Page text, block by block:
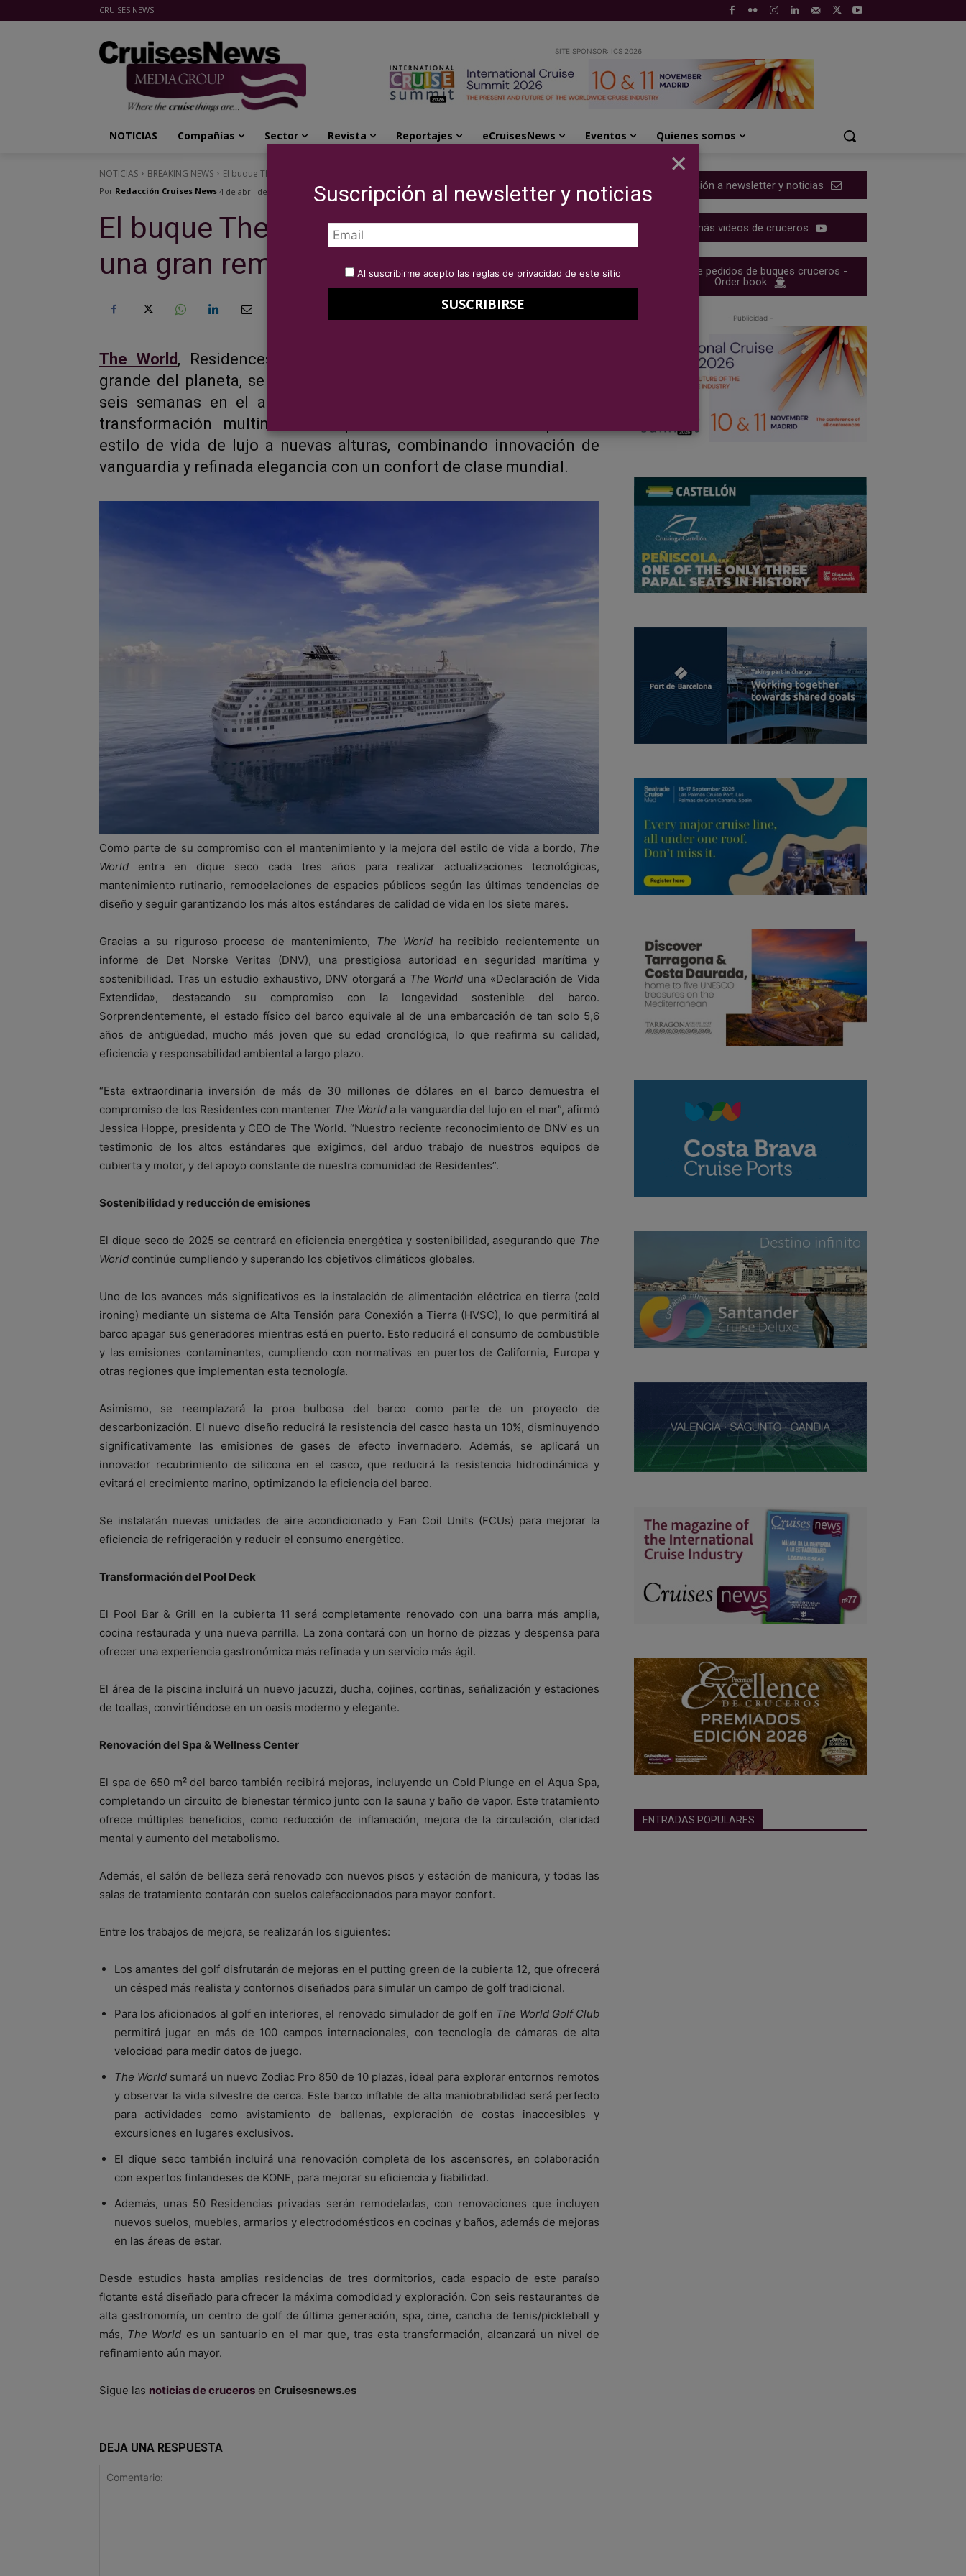
CRUISES NEWS
SITE SPONSOR: ICS 2026
NOTICIAS Compañías Sector Revista Reportajes eCruisesNews Eventos Quienes somos
NOTICIAS BREAKING NEWS El buque The World se someterá a una gran remodelación en Cádiz
Por Redacción Cruises News 4 de abril de 2025
El buque The World se someterá a
una gran remodelación en Cádiz
The World , Residences at Sea, el barco residencial privado más
grande del planeta, se someterá a un extraordinario dique seco de
seis semanas en el astillero de Navantia en Cádiz, España. Esta
transformación multimillonaria promete elevar su incomparable
estilo de vida de lujo a nuevas alturas, combinando innovación de
vanguardia y refinada elegancia con un confort de clase mundial.
Como parte de su compromiso con el mantenimiento y la mejora del estilo de vida a bordo, The
World entra en dique seco cada tres años para realizar actualizaciones tecnológicas,
mantenimiento rutinario, remodelaciones de espacios públicos según las últimas tendencias de
diseño y seguir garantizando los más altos estándares de calidad de vida en los siete mares.
Gracias a su riguroso proceso de mantenimiento, The Worldha recibido recientemente un
informe de Det Norske Veritas (DNV), una prestigiosa autoridad en seguridad marítima y
sostenibilidad. Tras un estudio exhaustivo, DNV otorgará a The World una «Declaración de Vida
Extendida», destacando su compromiso con la longevidad sostenible del barco.
Sorprendentemente, el estado físico del barco equivale al de una embarcación de tan solo 5,6
años de antigüedad, mucho más joven que su edad cronológica, lo que reafirma su calidad,
eficiencia y responsabilidad ambiental a largo plazo.
“Esta extraordinaria inversión de más de 30 millones de dólares en el barco demuestra el
compromiso de los Residentes con mantener The Worlda la vanguardia del lujo en el mar”, afirmó
Jessica Hoppe, presidenta y CEO de The World. “Nuestro reciente reconocimiento de DNV es un
testimonio de los altos estándares que exigimos, del arduo trabajo de nuestros equipos de
cubierta y motor, y del apoyo constante de nuestra comunidad de Residentes”.
Sostenibilidad y reducción de emisiones
El dique seco de 2025 se centrará en eficiencia energética y sostenibilidad, asegurando que The
World continúe cumpliendo y superando los objetivos climáticos globales.
Uno de los avances más significativos es la instalación de alimentación eléctrica en tierra (cold
ironing) mediante un sistema de Alta Tensión para Conexión a Tierra (HVSC), lo que permitirá al
barco apagar sus generadores mientras está en puerto. Esto reducirá el consumo de combustible
y las emisiones contaminantes, cumpliendo con normativas en puertos de California, Europa y
otras regiones que implementan esta tecnología.
Asimismo, se reemplazará la proa bulbosa del barco como parte de un proyecto de
descarbonización. El nuevo diseño reducirá la resistencia del casco hasta un 10%, disminuyendo
significativamente las emisiones de gases de efecto invernadero. Además, se aplicará un
innovador recubrimiento de silicona en el casco, que reducirá la resistencia hidrodinámica y
evitará el crecimiento marino, optimizando la eficiencia del barco.
Se instalarán nuevas unidades de aire acondicionado y Fan Coil Units (FCUs) para mejorar la
eficiencia de refrigeración y reducir el consumo energético.
Transformación del Pool Deck
El Pool Bar & Grill en la cubierta 11 será completamente renovado con una barra más amplia,
cocina restaurada y una nueva parrilla. La zona contará con un horno de pizzas y despensa para
ofrecer una experiencia gastronómica más refinada y un servicio más ágil.
El área de la piscina incluirá un nuevo jacuzzi, ducha, cojines, cortinas, señalización y estaciones
de toallas, convirtiéndose en un oasis moderno y elegante.
Renovación del Spa & Wellness Center
El spa de 650 m² del barco también recibirá mejoras, incluyendo un Cold Plunge en el Aqua Spa,
completando un circuito de bienestar térmico junto con la sauna y baño de vapor. Este tratamiento
ofrece múltiples beneficios, como reducción de inflamación, mejora de la circulación, claridad
mental y aumento del metabolismo.
Además, el salón de belleza será renovado con nuevos pisos y estación de manicura, y todas las
salas de tratamiento contarán con suelos calefaccionados para mayor confort.
Entre los trabajos de mejora, se realizarán los siguientes:
Los amantes del golf disfrutarán de mejoras en el putting green de la cubierta 12, que ofrecerá
un césped más realista y contornos diseñados para simular un campo de golf tradicional.
Para los aficionados al golf en interiores, el renovado simulador de golf en The World Golf Club
permitirá jugar en más de 100 campos internacionales, con tecnología de cámaras de alta
velocidad para medir datos de juego.
The World sumará un nuevo Zodiac Pro 850 de 10 plazas, ideal para explorar entornos remotos
y observar la vida silvestre de cerca. Este barco inflable de alta maniobrabilidad será perfecto
para actividades como avistamiento de ballenas, exploración de costas inaccesibles y
excursiones en lugares exclusivos.
El dique seco también incluirá una renovación completa de los ascensores, en colaboración
con expertos finlandeses de KONE, para mejorar su eficiencia y fiabilidad.
Además, unas 50 Residencias privadas serán remodeladas, con renovaciones que incluyen
nuevos suelos, muebles, armarios y electrodomésticos en cocinas y baños, además de mejoras
en las áreas de estar.
Desde estudios hasta amplias residencias de tres dormitorios, cada espacio de este paraíso
flotante está diseñado para ofrecer la máxima comodidad y exploración. Con seis restaurantes de
alta gastronomía, un centro de golf de última generación, spa, cine, cancha de tenis/pickleball y
más, The World es un santuario en el mar que, tras esta transformación, alcanzará un nivel de
refinamiento aún mayor.
Sigue las noticias de cruceros en Cruisesnews.es
DEJA UNA RESPUESTA
Suscripción a newsletter y noticias
Ver más videos de cruceros
Cartera de pedidos de buques cruceros -
Order book
- Publicidad -
ENTRADAS POPULARES
×
Suscripción al newsletter y noticias
Al suscribirme acepto las reglas de privacidad de este sitio